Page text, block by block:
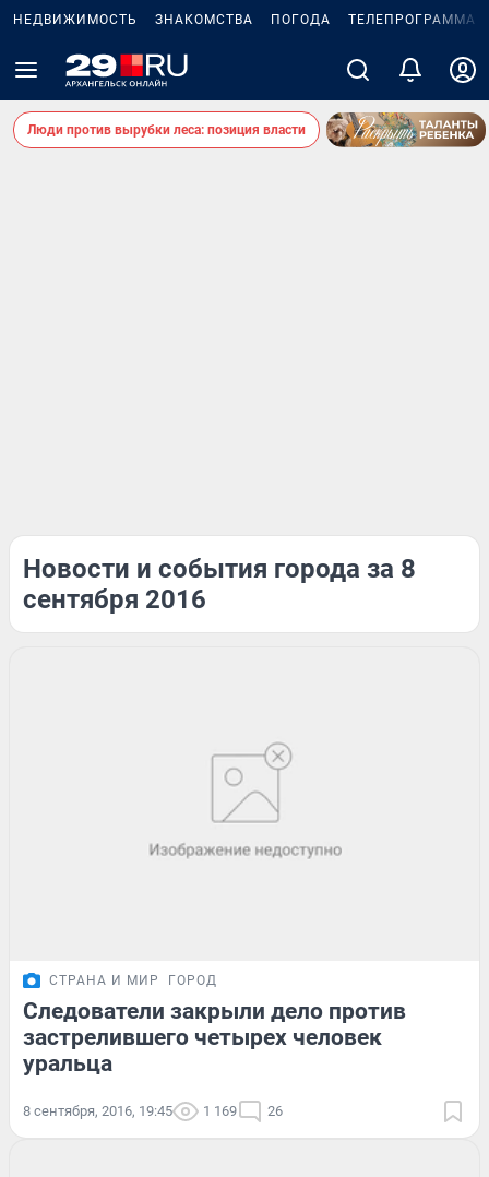
НЕДВИЖИМОСТЬ ЗНАКОМСТВА ПОГОДА ТЕЛЕПРОГРАММА
Люди против вырубки леса: позиция власти
Новости и события города за 8
сентября 2016
СТРАНА И МИР ГОРОД
Следователи закрыли дело против
застрелившего четырех человек
уральца
8 сентября, 2016, 19:45 1 169 26